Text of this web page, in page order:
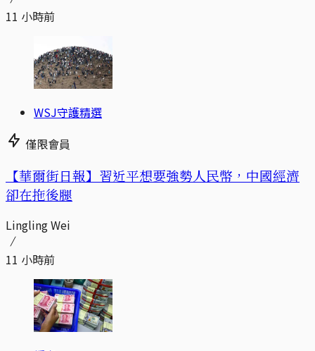
11 小時前
WSJ守護精選
僅限會員
【華爾街日報】習近平想要強勢人民幣，中國經濟
卻在拖後腿
Lingling Wei
11 小時前